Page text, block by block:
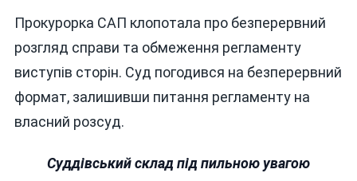
Прокурорка САП клопотала про безперервний
розгляд справи та обмеження регламенту
виступів сторін. Суд погодився на безперервний
формат, залишивши питання регламенту на
власний розсуд.
Суддівський склад під пильною увагою